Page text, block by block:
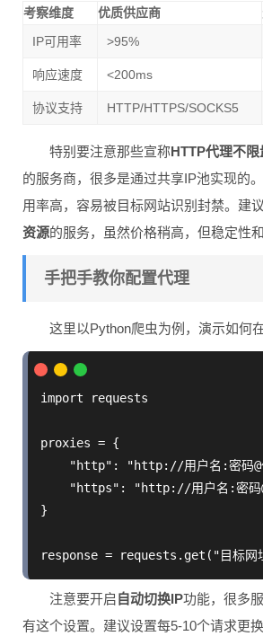
考察维度 优质供应商
IP可用率
>95%
响应速度 <200ms
协议支持 HTTP/HTTPS/SOCKS5
特别要注意那些宣称HTTP代理不限
的服务商，很多是通过共享IP池实现的
用率高，容易被目标网站识别封禁。建
资源的服务，虽然价格稍高，但稳定性
手把手教你配置代理
这里以Python爬虫为例，演示如何
import requests
proxies = {
"http": "http://用户名:密码@
"https": "http://用户名:密码
}
注意要开启自动切换IP功能，很多
有这个设置。建议设置每5-10个请求更